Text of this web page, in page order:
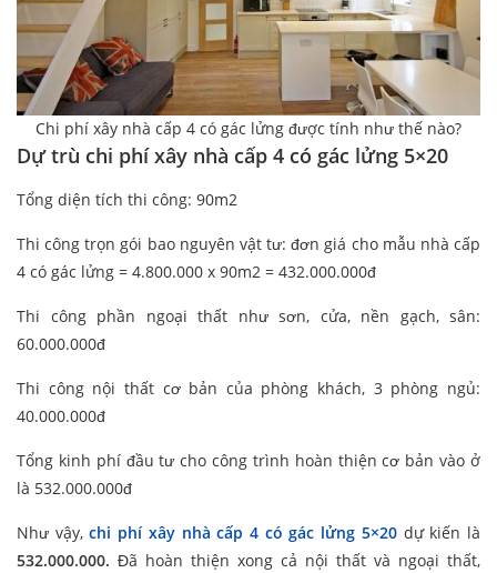
Chi phí xây nhà cấp 4 có gác lửng được tính như thế nào?
Dự trù chi phí xây nhà cấp 4 có gác lửng 5×20
Tổng diện tích thi công: 90m2
Thi công trọn gói bao nguyên vật tư: đơn giá cho mẫu nhà cấp
4 có gác lửng = 4.800.000 x 90m2 = 432.000.000đ
Thi công phần ngoại thất như sơn, cửa, nền gạch, sân:
60.000.000đ
Thi công nội thất cơ bản của phòng khách, 3 phòng ngủ:
40.000.000đ
Tổng kinh phí đầu tư cho công trình hoàn thiện cơ bản vào ở
là 532.000.000đ
Như vậy,chi phí xây nhà cấp 4 có gác lửng 5×20dự kiến là
532.000.000. Đã hoàn thiện xong cả nội thất và ngoại thất,